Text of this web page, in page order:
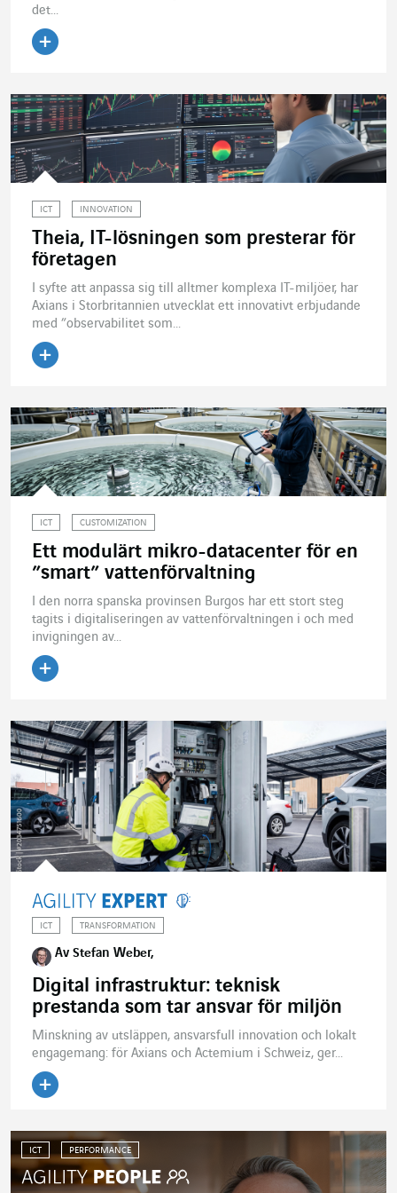
det...
ICT INNOVATION
Theia, IT-lösningen som presterar för
företagen
I syfte att anpassa sig till alltmer komplexa IT-miljöer, har
Axians i Storbritannien utvecklat ett innovativt erbjudande
med ”observabilitet som...
ICT CUSTOMIZATION
Ett modulärt mikro-datacenter för en
”smart” vattenförvaltning
I den norra spanska provinsen Burgos har ett stort steg
tagits i digitaliseringen av vattenförvaltningen i och med
invigningen av...
ICT TRANSFORMATION
Av Stefan Weber,
Digital infrastruktur: teknisk
prestanda som tar ansvar för miljön
Minskning av utsläppen, ansvarsfull innovation och lokalt
engagemang: för Axians och Actemium i Schweiz, ger...
ICT PERFORMANCE